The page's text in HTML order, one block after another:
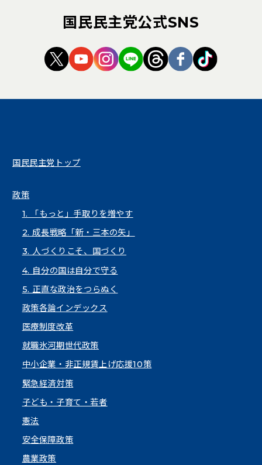
国民民主党公式SNS
（新しいタブで開く）
（新しいタブで開く）
（新しいタブで開く）
（新しいタブで開く）
（新しいタブで開
（新しいタブ
（新しい
国民民主党トップ
政策
1. 「もっと」手取りを増やす
2. 成長戦略「新・三本の矢」
3. 人づくりこそ、国づくり
4. 自分の国は自分で守る
5. 正直な政治をつらぬく
政策各論インデックス
医療制度改革
就職氷河期世代政策
中小企業・非正規賃上げ応援10策
緊急経済対策
子ども・子育て・若者
憲法
安全保障政策
農業政策